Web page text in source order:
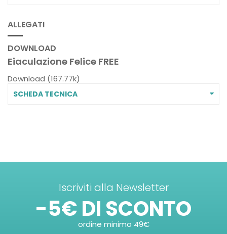
ALLEGATI
DOWNLOAD
Eiaculazione Felice FREE
Download (167.77k)
SCHEDA TECNICA
Iscriviti alla Newsletter
-5€ DI SCONTO
ordine minimo 49€